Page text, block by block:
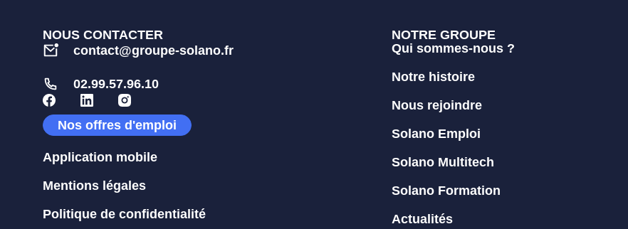
NOUS CONTACTER
contact@groupe-solano.fr
02.99.57.96.10
Nos offres d'emploi
Application mobile
Mentions légales
Politique de confidentialité
NOTRE GROUPE
Qui sommes-nous ?
Notre histoire
Nous rejoindre
Solano Emploi
Solano Multitech
Solano Formation
Actualités